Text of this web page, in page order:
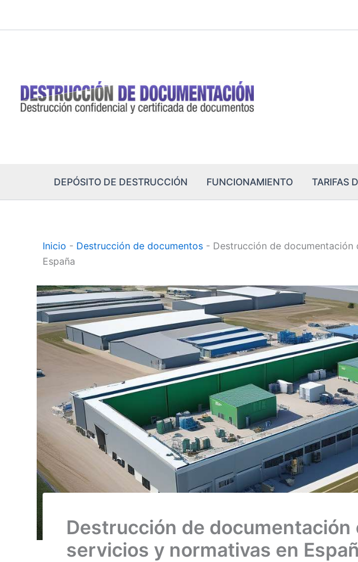
DEPÓSITO DE DESTRUCCIÓN FUNCIONAMIENTO TARIFAS
Inicio - Destrucción de documentos - Destrucción de
España
Destrucción de documentación
servicios y normativas en